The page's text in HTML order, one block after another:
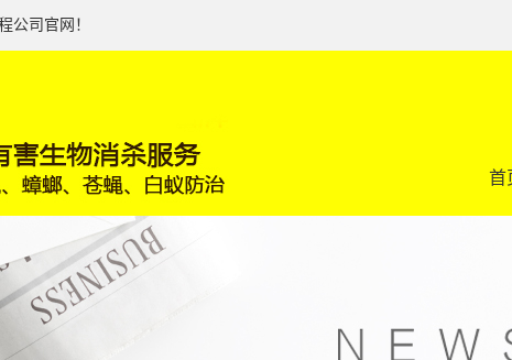
公司官网！
首